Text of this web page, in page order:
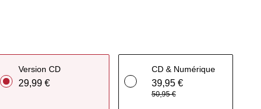
Version CD
29,99 €
CD & Numérique
39,95 €
50,95 €